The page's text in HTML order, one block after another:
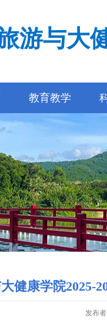
游与大
教育教学
健康学院2025-
发布者